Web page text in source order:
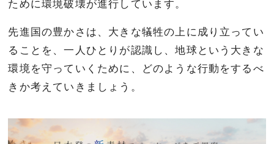
ために環境破壊が進行しています。
先進国の豊かさは、大きな犠牲の上に成り立ってい
ることを、一人ひとりが認識し、地球という大きな
環境を守っていくために、どのような行動をするべ
きか考えていきましょう。